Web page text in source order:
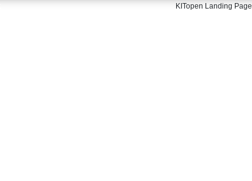
KITopen Landing Page